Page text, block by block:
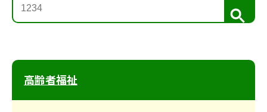
検
索
高齢者福祉